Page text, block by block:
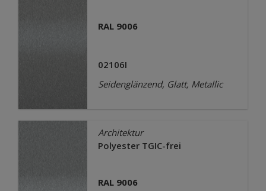
RAL 9006
02106I
Seidenglänzend, Glatt, Metallic
Architektur
Polyester TGIC-frei
RAL 9006